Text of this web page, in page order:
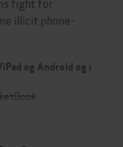
illicit phone-
og Android og i